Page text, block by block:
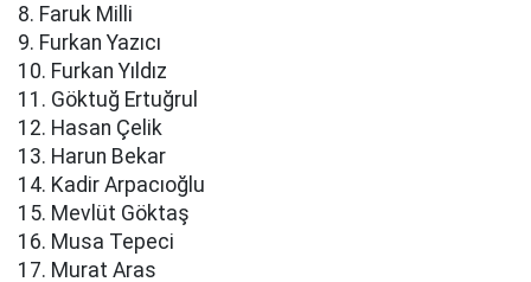
8. Faruk Milli
9. Furkan Yazıcı
10. Furkan Yıldız
11. Göktuğ Ertuğrul
12. Hasan Çelik
13. Harun Bekar
14. Kadir Arpacıoğlu
15. Mevlüt Göktaş
16. Musa Tepeci
17. Murat Aras